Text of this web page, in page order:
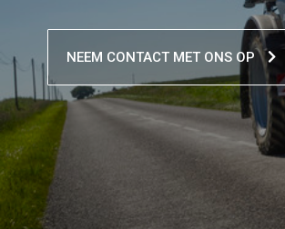
NEEM CONTACT MET ONS OP 